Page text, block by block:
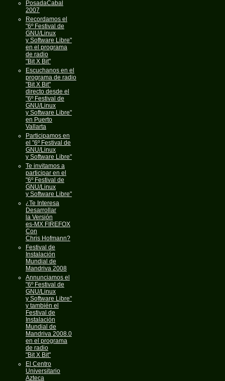
PosadaCabal
2007
Recordamos el
"6º Festival de
GNU/Linux
y Software Libre"
en el programa
de radio
"Bit X Bit"
Escuchanos en el
programa de radio
"Bit X Bit"
directo desde el
"6º Festival de
GNU/Linux
y Software Libre"
en Puerto
Vallarta
Participamos en
el "6º Festival de
GNU/Linux
y Software Libre"
Te invitamos a
participar en el
"6º Festival de
GNU/Linux
y Software Libre"
¿Te Interesa
Desarrollar
la Versión
es-MX FIREFOX
Con
Chris Hofmann?
Festival de
Instalación
Mundial de
Mandriva 2008
Annunciamos el
"6º Festival de
GNU/Linux
y Software Libre"
y también el
Festival de
Instalación
Mundial de
Mandriva 2008.0
en el programa
de radio
"Bit X Bit"
El Centro
Universitario
Azteca